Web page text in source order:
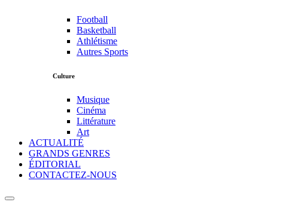
Football
Basketball
Athlétisme
Autres Sports
Culture
Musique
Cinéma
Littérature
Art
ACTUALITÉ
GRANDS GENRES
ÉDITORIAL
CONTACTEZ-NOUS